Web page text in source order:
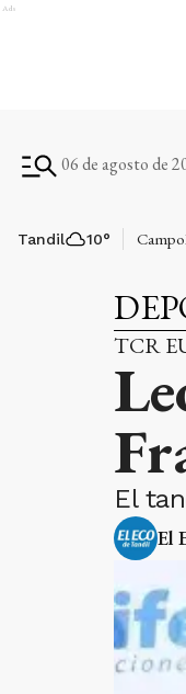
Ads
06 de agosto de
Tandil 10° Campo
TCR
El
El